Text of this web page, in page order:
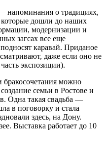
напоминания о традициях,
которые дошли до наших
модернизации и
загсах все еще
каравай. Приданое
даже если оно не
экспозиции).
можно
семьи в Ростове и
Одна такая свадьба —
в поговорку и стала
здесь, на Дону.
Выставка работает до 10